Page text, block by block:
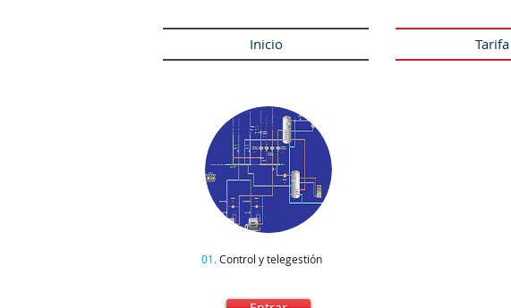
Inicio Tarifa
01.Control y telegestión